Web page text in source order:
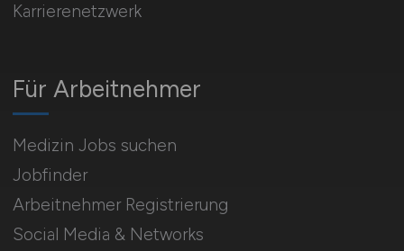
Für Arbeitnehmer
Medizin Jobs suchen
Jobfinder
Arbeitnehmer Registrierung
Social Media & Networks
Karrierenetzwerk